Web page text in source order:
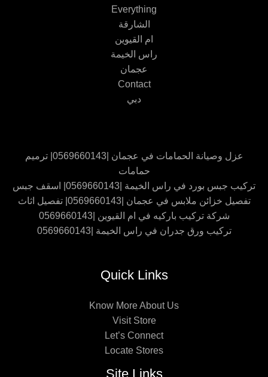
Everything
الشارقة
ام القيوين
راس الخيمة
عجمان
Contact
دبي
عزل وصيانة الحمامات في عجمان |0569660143| ترميم
حمامات
تركيب جبس بورد في راس الخيمة |0569660143| اسقف جبس
تفصيل خزائن ملابس في عجمان |0569660143| تفصيل اثاث
شركة تركيب باركيه في ام القيوين |0569660143
تركيب ورق جدران في راس الخيمة |0569660143
Quick Links
Know More About Us
Visit Store
Let’s Connect
Locate Stores
Site Links